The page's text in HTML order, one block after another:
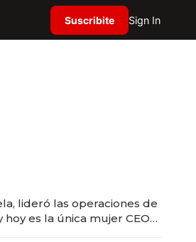
Suscribite Sign In
lideró las operaciones de
hoy es la única mujer CEO